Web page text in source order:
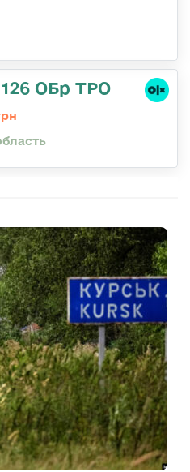
126 ОБр ТРО